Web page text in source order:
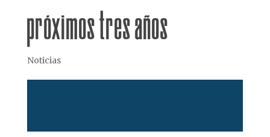
próximos tres años
Noticias